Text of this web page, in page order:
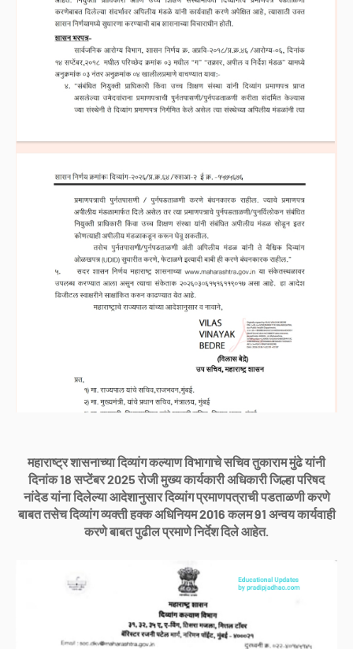
महाराष्ट्र शासनाच्या दिव्यांग कल्याण विभागाचे सचिव तुकाराम मुंढे यांनी
दिनांक 18 सप्टेंबर 2025 रोजी मुख्य कार्यकारी अधिकारी जिल्हा परिषद
नांदेड यांना दिलेल्या आदेशानुसार दिव्यांग प्रमाणपत्राची पडताळणी करणे
बाबत तसेच दिव्यांग व्यक्ती हक्क अधिनियम 2016 कलम 91 अन्वय कार्यवाही
करणे बाबत पुढील प्रमाणे निर्देश दिले आहेत.